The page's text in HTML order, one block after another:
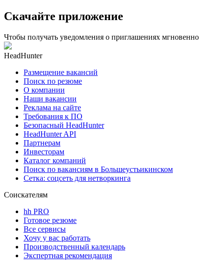
Скачайте приложение
Чтобы получать уведомления о приглашениях мгновенно
HeadHunter
Размещение вакансий
Поиск по резюме
О компании
Наши вакансии
Реклама на сайте
Требования к ПО
Безопасный HeadHunter
HeadHunter API
Партнерам
Инвесторам
Каталог компаний
Поиск по вакансиям в Большеустьикинском
Сетка: соцсеть для нетворкинга
Соискателям
hh PRO
Готовое резюме
Все сервисы
Хочу у вас работать
Производственный календарь
Экспертная рекомендация